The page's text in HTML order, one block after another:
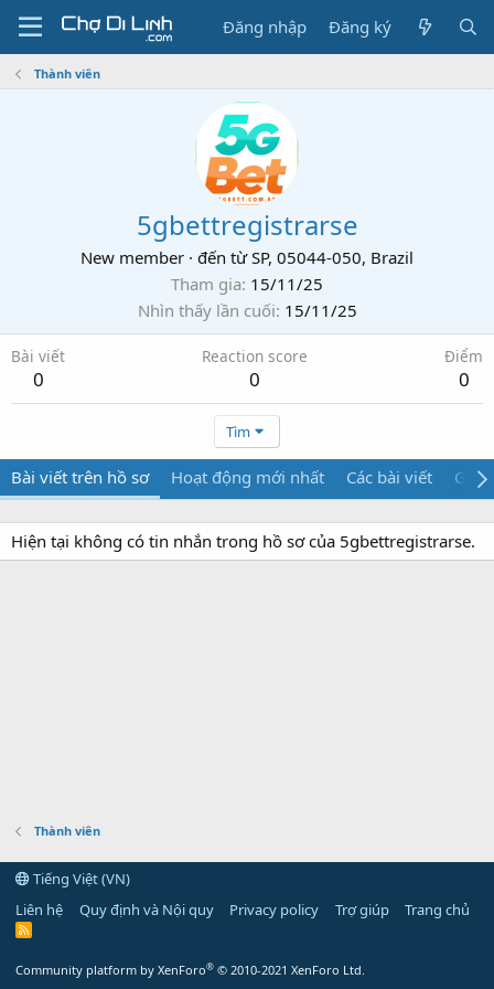
Đăng nhập Đăng ký
Thành viên
5gbettregistrarse
New member · đến từ SP, 05044-050, Brazil
Tham gia 15/11/25
Nhìn thấy lần cuối 15/11/25
Bài viết
0
Reaction score
0
Điểm
0
Tìm
Bài viết trên hồ sơ Hoạt động mới nhất Các bài viết Giới
Hiện tại không có tin nhắn trong hồ sơ của 5gbettregistrarse.
Thành viên
Tiếng Việt (VN)
Liên hệ
Quy định và Nội quy Privacy policy Trợ giúp Trang chủ
R
Community platform by XenForo® © 2010-2021 XenForo Ltd.